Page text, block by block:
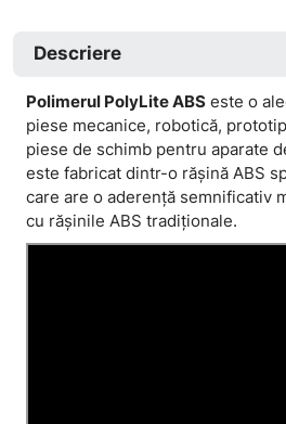
Descriere
Polimerul PolyLite ABS este o
piese mecanice, robotică,
piese de schimb pentru aparate
este fabricat dintr-o rășină ABS
care are o aderență semnificativ
cu rășinile ABS tradiționale.